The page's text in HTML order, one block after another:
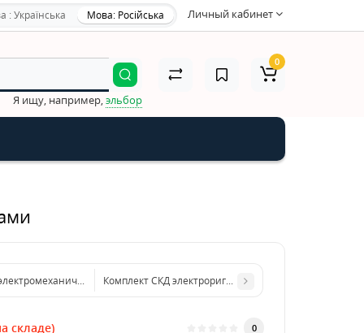
Личный кабинет
: Українська Мова: Російська
Я ищу, например, эльбор
0
замка (двухконденсаторный)
Комплект СКД электроригель и радио-кодовая
складе) 0